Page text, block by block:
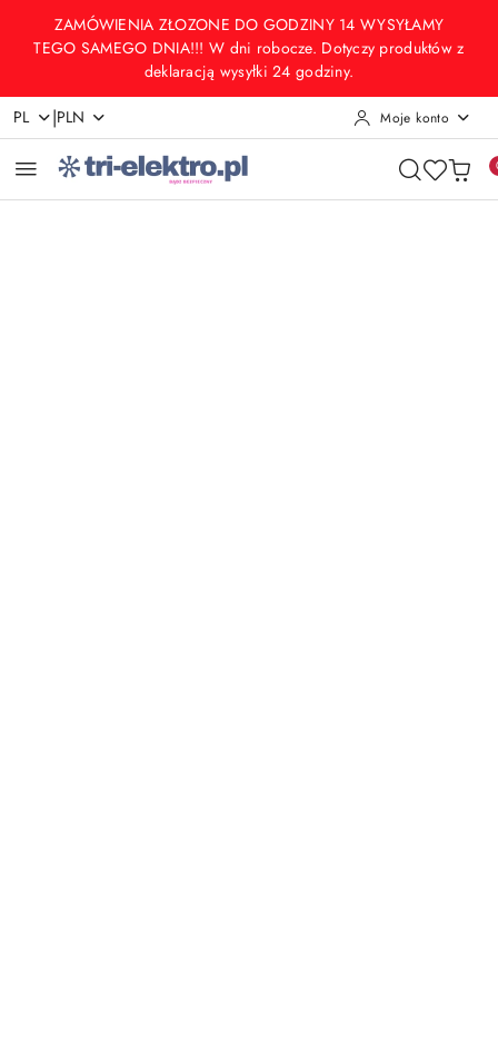
Przejdź do treści głównej
Przejdź do wyszukiwarki
Przejdź do moje konto
Przejdź do menu głównego
Przejdź do opisu produktu
Przejdź do stopki
ZAMÓWIENIA ZŁOZONE DO GODZINY 14 WYSYŁAMY
TEGO SAMEGO DNIA!!! W dni robocze. Dotyczy produktów z
deklaracją wysyłki 24 godziny.
PL |PLN Moje konto